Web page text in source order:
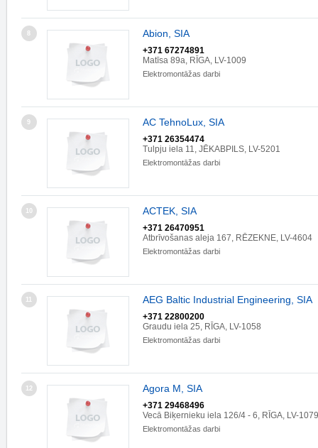
8 Abion, SIA
+371 67274891
Matīsa 89a, RĪGA, LV-1009
Elektromontāžas darbi
9 AC TehnoLux, SIA
+371 26354474
Tulpju iela 11, JĒKABPILS, LV-5201
Elektromontāžas darbi
10 ACTEK, SIA
+371 26470951
Atbrīvošanas aleja 167, RĒZEKNE, LV-4604
Elektromontāžas darbi
11 AEG Baltic Industrial Engineering, SIA
+371 22800200
Graudu iela 25, RĪGA, LV-1058
Elektromontāžas darbi
12 Agora M, SIA
+371 29468496
Vecā Biķernieku iela 126/4 - 6, RĪGA, LV-1079
Elektromontāžas darbi